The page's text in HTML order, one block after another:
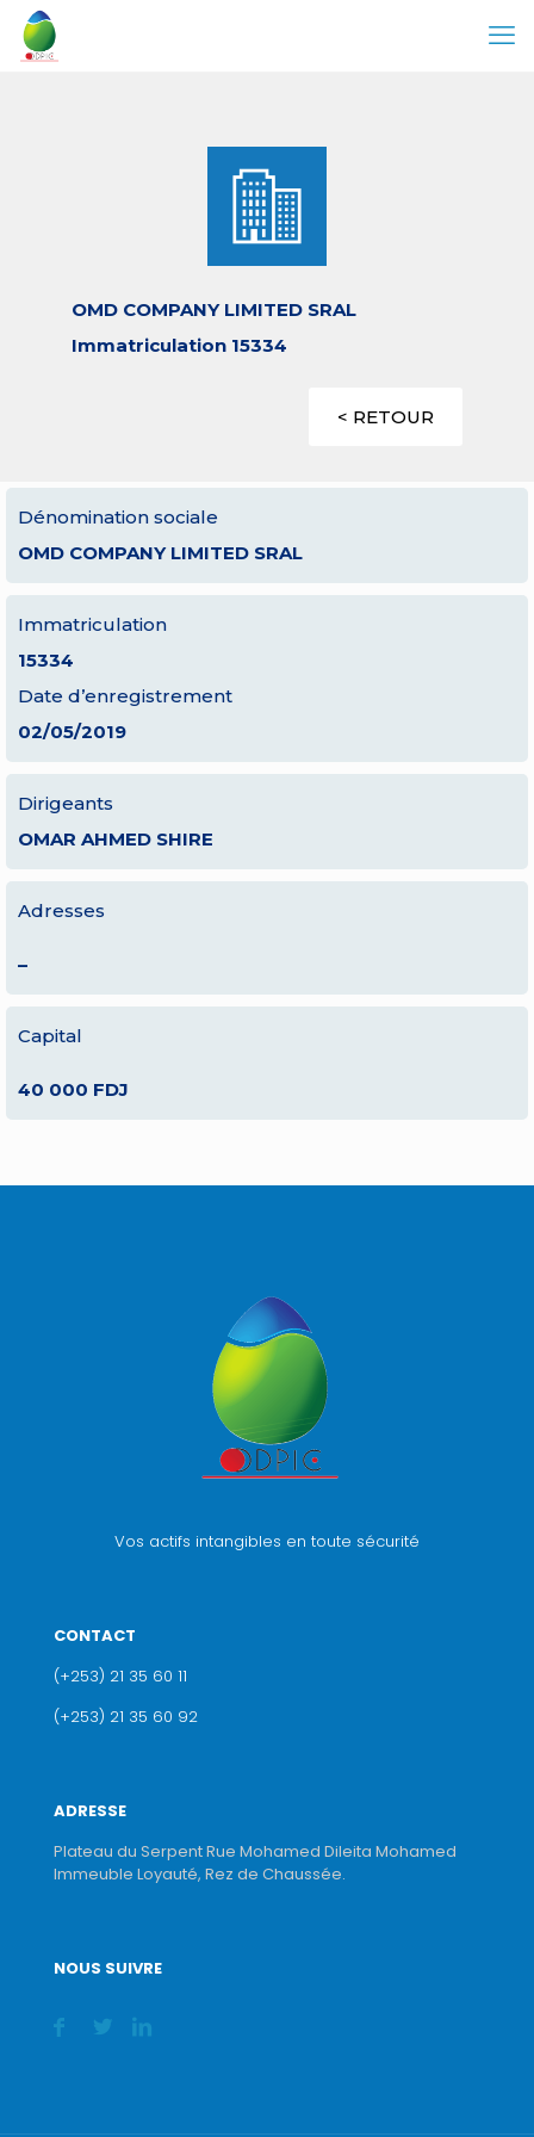
OMD COMPANY LIMITED SRAL
Immatriculation 15334
< RETOUR
Dénomination sociale
OMD COMPANY LIMITED SRAL
Immatriculation
15334
Date d’enregistrement
02/05/2019
Dirigeants
OMAR AHMED SHIRE
Adresses
–
Capital
40 000 FDJ
Vos actifs intangibles en toute sécurité
CONTACT
(+253) 21 35 60 11
(+253) 21 35 60 92
ADRESSE
Plateau du Serpent Rue Mohamed Dileita Mohamed
Immeuble Loyauté, Rez de Chaussée.
NOUS SUIVRE